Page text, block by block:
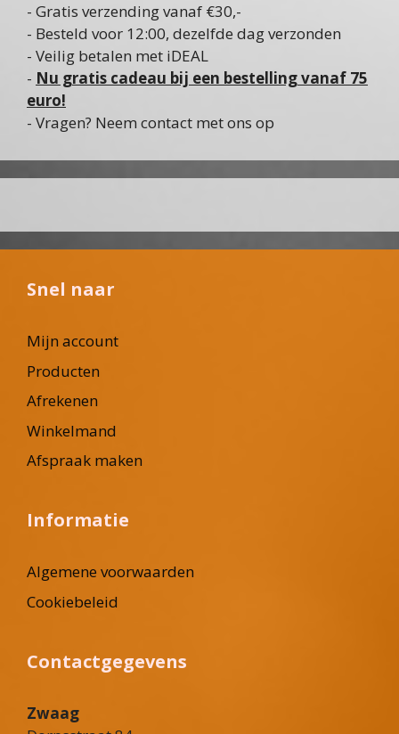
- Gratis verzending vanaf €30,-
- Besteld voor 12:00, dezelfde dag verzonden
- Veilig betalen met iDEAL
- Nu gratis cadeau bij een bestelling vanaf 75
euro!
- Vragen? Neem contact met ons op
Snel naar
Mijn account
Producten
Afrekenen
Winkelmand
Afspraak maken
Informatie
Algemene voorwaarden
Cookiebeleid
Contactgegevens
Zwaag